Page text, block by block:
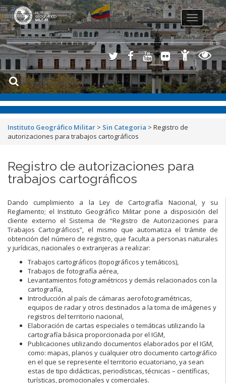
Toggle
navigation
Instituto Geográfico Militar > Sin Categoria > Registro de
autorizaciones para trabajos cartográficos
Registro de autorizaciones para
trabajos cartográficos
Dando cumplimiento a la Ley de Cartografía Nacional, y su
Reglamento; el Instituto Geográfico Militar pone a disposición del
cliente externo el Sistema de “Registro de Autorizaciones para
Trabajos Cartográficos”, el mismo que automatiza el trámite de
obtención del número de registro, que faculta a personas naturales
y jurídicas, nacionales o extranjeras a realizar:
Trabajos cartográficos (topográficos y temáticos),
Trabajos de fotografía aérea,
Levantamientos fotogramétricos y demás relacionados con la
cartografía,
Introducción al país de cámaras aerofotogramétricas,
equipos de radar y otros destinados a la toma de imágenes y
registros del territorio nacional,
Elaboración de cartas especiales o temáticas utilizando la
cartografía básica proporcionada por el IGM,
Publicaciones utilizando documentos elaborados por el IGM,
como: mapas, planos y cualquier otro documento cartográfico
en el que se represente el territorio ecuatoriano, ya sean
estas de tipo didácticas, periodísticas, técnicas – científicas,
turísticas, promocionales y comerciales.